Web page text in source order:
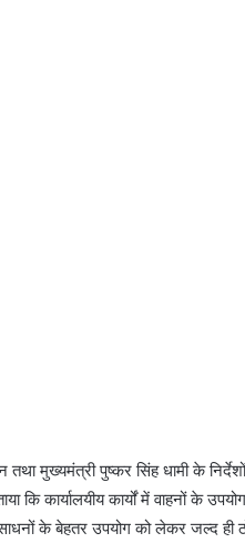
तथा मुख्यमंत्री पुष्कर सिंह धामी के
कि कार्यालयीय कार्यों में वाहनों के
के बेहतर उपयोग को लेकर जल्द ही